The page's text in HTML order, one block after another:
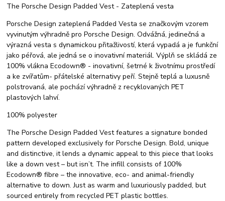
The Porsche Design Padded Vest - Zateplená vesta
Porsche Design zateplená Padded Vesta se značkovým vzorem
vyvinutým výhradně pro Porsche Design. Odvážná, jedinečná a
výrazná vesta s dynamickou přitažlivostí, která vypadá a je funkční
jako péřová, ale jedná se o inovativní materiál. Výplň se skládá ze
100% vlákna Ecodown® - inovativní, šetrné k životnímu prostředí
a ke zvířatům- přátelské alternativy peří. Stejně teplá a luxusně
polstrovaná, ale pochází výhradně z recyklovaných PET
plastových lahví.
100% polyester
The Porsche Design Padded Vest features a signature bonded
pattern developed exclusively for Porsche Design. Bold, unique
and distinctive, it lends a dynamic appeal to this piece that looks
like a down vest – but isn’t. The infill consists of 100%
Ecodown® fibre – the innovative, eco- and animal-friendly
alternative to down. Just as warm and luxuriously padded, but
sourced entirely from recycled PET plastic bottles.